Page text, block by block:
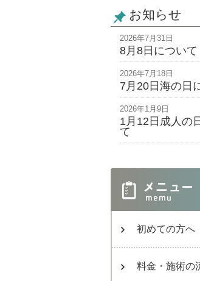
お知らせ
2026年7月31日
8月8日について
2026年7月18日
7月20日海の日
2026年1月9日
1月12日成人の
て
初めての方へ
料金・施術の